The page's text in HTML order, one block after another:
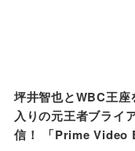
坪井智也とWBC王
入りの元王者ブライ
信！ 「Prime Video